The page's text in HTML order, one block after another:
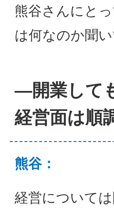
熊谷さんにと
は何なのか聞い
―開業して
経営面は順
熊谷：
経営について